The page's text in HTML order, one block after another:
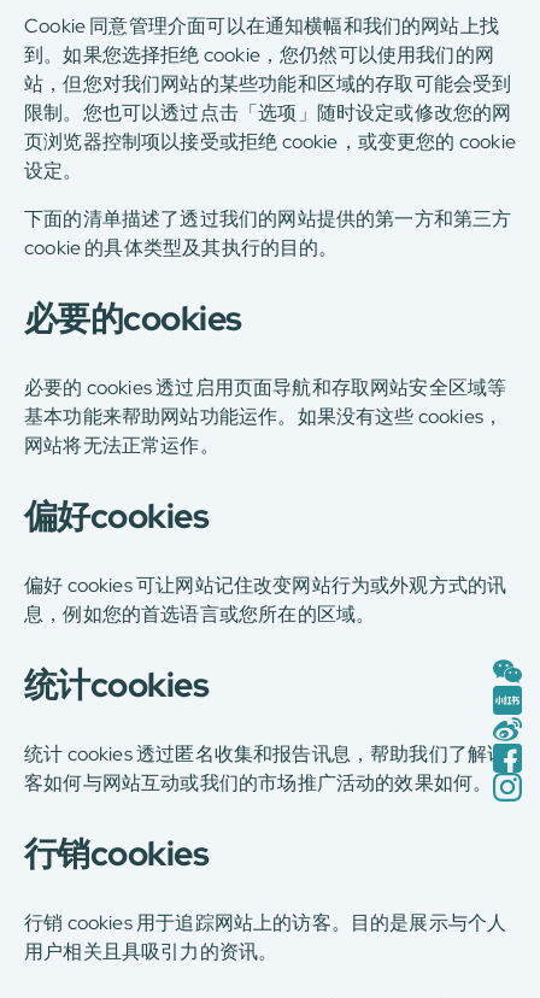
Cookie 同意管理介面可以在通知横幅和我们的网站上找
到。如果您选择拒绝 cookie，您仍然可以使用我们的网
站，但您对我们网站的某些功能和区域的存取可能会受到
限制。您也可以透过点击「选项」随时设定或修改您的网
页浏览器控制项以接受或拒绝 cookie，或变更您的 cookie
设定。
下面的清单描述了透过我们的网站提供的第一方和第三方
cookie 的具体类型及其执行的目的。
必要的cookies
必要的 cookies 透过启用页面导航和存取网站安全区域等
基本功能来帮助网站功能运作。如果没有这些 cookies，
网站将无法正常运作。
偏好cookies
偏好 cookies 可让网站记住改变网站行为或外观方式的讯
息，例如您的首选语言或您所在的区域。
统计cookies
统计 cookies 透过匿名收集和报告讯息，帮助我们了解访
客如何与网站互动或我们的市场推广活动的效果如何。
行销cookies
行销 cookies 用于追踪网站上的访客。目的是展示与个人
用户相关且具吸引力的资讯。